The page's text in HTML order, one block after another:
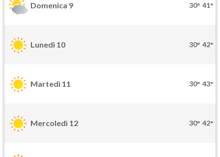
Domenica 9 30° 41°
Lunedì 10 30° 42°
Martedì 11 30° 43°
Mercoledì 12 30° 42°